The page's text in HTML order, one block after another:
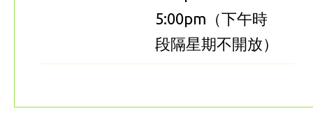
5:00pm（下午時
段隔星期不開放）